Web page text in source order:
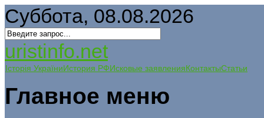
Суббота, 08.08.2026
uristinfo.net
Історія УкраїниИстория РФИсковые заявленияКонтактыСтатьи
Главное меню